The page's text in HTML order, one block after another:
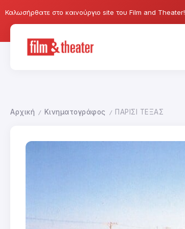
Καλωσήρθατε στο καινούργιο site του Film and Theater!
Αρχική / Κινηματογράφος / ΠΑΡΙΣΙ ΤΕΞΑΣ